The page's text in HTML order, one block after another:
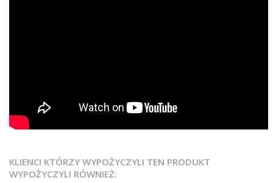
KLIENCI KTÓRZY WYPOŻYCZYLI TEN PRODUKT
WYPOŻYCZYLI RÓWNIEŻ: